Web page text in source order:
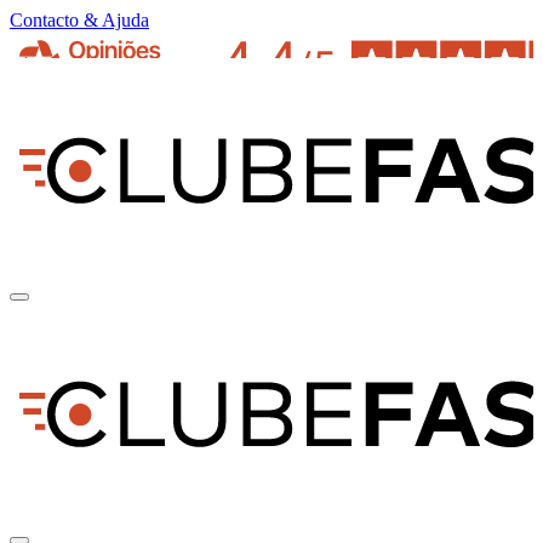
Contacto & Ajuda